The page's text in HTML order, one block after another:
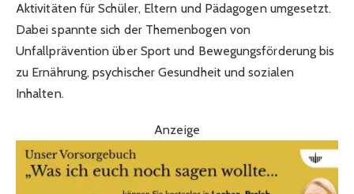
Aktivitäten für Schüler, Eltern und Pädagogen umgesetzt.
Dabei spannte sich der Themenbogen von
Unfallprävention über Sport und Bewegungsförderung bis
zu Ernährung, psychischer Gesundheit und sozialen
Inhalten.
Anzeige